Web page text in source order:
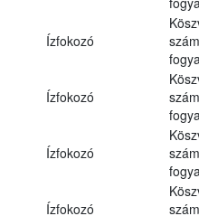
Ízfokozó
Ízfokozó
Ízfokozó
Ízfokozó